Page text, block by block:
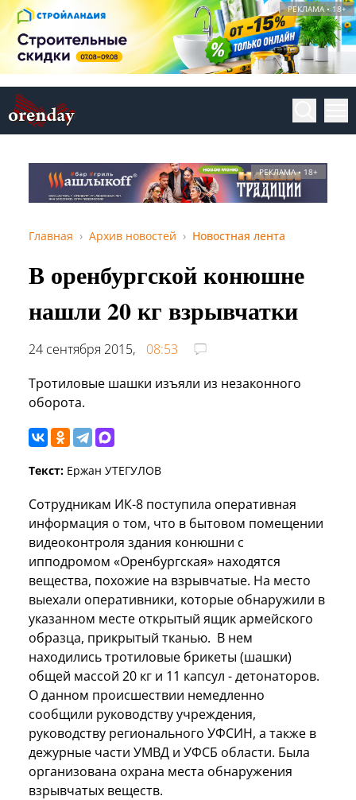
РЕКЛАМА • 18+
РЕКЛАМА • 18+
Главная Архив новостей Новостная лента
В оренбургской конюшне
нашли 20 кг взрывчатки
24 сентября 2015,
08:53
Тротиловые шашки изъяли из незаконного
оборота.
Текст: Ержан УТЕГУЛОВ
Сотрудникам ИК-8 поступила оперативная
информация о том, что в бытовом помещении
видеоконтроля здания конюшни с
ипподромом «Оренбургская» находятся
вещества, похожие на взрывчатые. На место
выехали оперативники, которые обнаружили в
указанном месте открытый ящик армейского
образца, прикрытый тканью. В нем
находились тротиловые брикеты (шашки)
общей массой 20 кг и 11 капсул - детонаторов.
О данном происшествии немедленно
сообщили руководству учреждения,
руководству регионального УФСИН, а также в
дежурные части УМВД и УФСБ области. Была
организована охрана места обнаружения
взрывчатых веществ.